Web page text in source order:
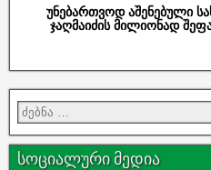
უნებართვოდ აშენებული
ჯაღმაიძის მილიონად
სოციალური მედია